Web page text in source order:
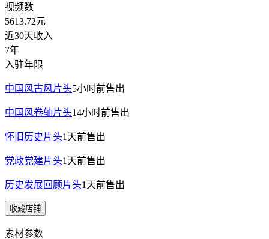
视频数
5613.72元
近30天收入
7年
入驻年限
中国风古风片头5小时前售出
中国风卷轴片头14小时前售出
怀旧历史片头1天前售出
党政党建片头1天前售出
历史发展回顾片头1天前售出
收藏店铺
素材参数